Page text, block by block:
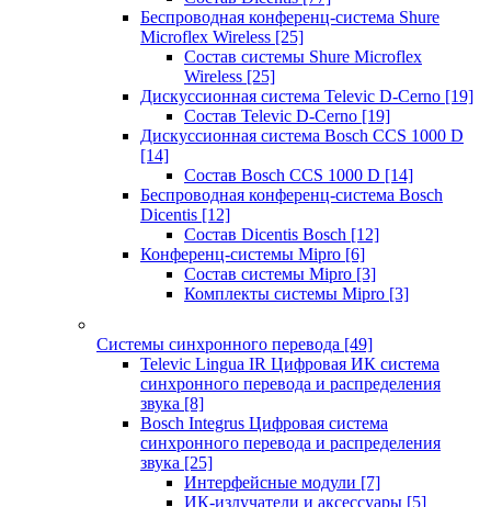
Беспроводная конференц-система Shure
Microflex Wireless [25]
Состав системы Shure Microflex
Wireless [25]
Дискуссионная система Televic D-Cerno [19]
Состав Televic D-Cerno [19]
Дискуссионная система Bosch CCS 1000 D
[14]
Состав Bosch CCS 1000 D [14]
Беспроводная конференц-система Bosch
Dicentis [12]
Состав Dicentis Bosch [12]
Конференц-системы Mipro [6]
Состав системы Mipro [3]
Комплекты системы Mipro [3]
Системы синхронного перевода [49]
Televic Lingua IR Цифровая ИК система
синхронного перевода и распределения
звука [8]
Bosch Integrus Цифровая система
синхронного перевода и распределения
звука [25]
Интерфейсные модули [7]
ИК-излучатели и аксессуары [5]